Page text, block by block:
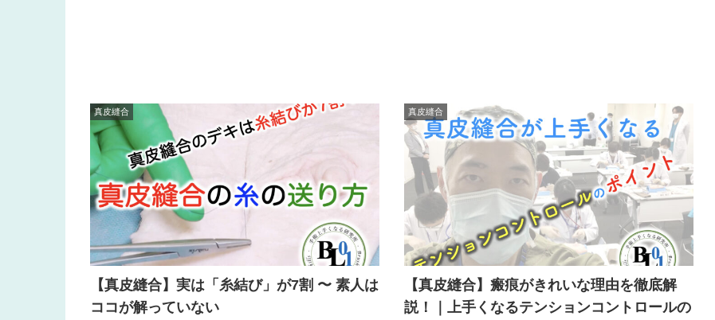
真皮縫合
【真皮縫合】実は「糸結び」が7割 〜 素人は
ココが解っていない
真皮縫合
【真皮縫合】瘢痕がきれいな理由を徹底解
説！｜上手くなるテンションコントロールの